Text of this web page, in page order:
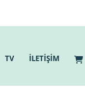
TV İLETİŞİM